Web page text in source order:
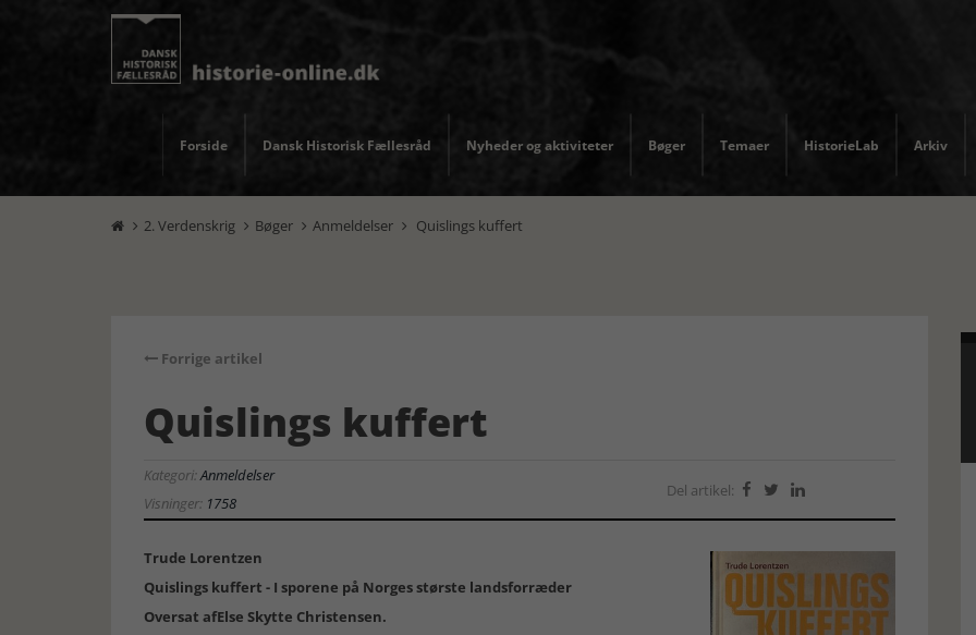
Forside Dansk Historisk Fællesråd Nyheder og aktiviteter Bøger Temaer HistorieLab Arkiv
 2. Verdenskrig  Bøger  Anmeldelser  Quislings kuffert
Forrige artikel
Quislings kuffert
Kategori:Anmeldelser
Visninger: 1758
Del artikel:   
Trude Lorentzen
Quislings kuffert - I sporene på Norges største landsforræder
Oversat afElse Skytte Christensen.